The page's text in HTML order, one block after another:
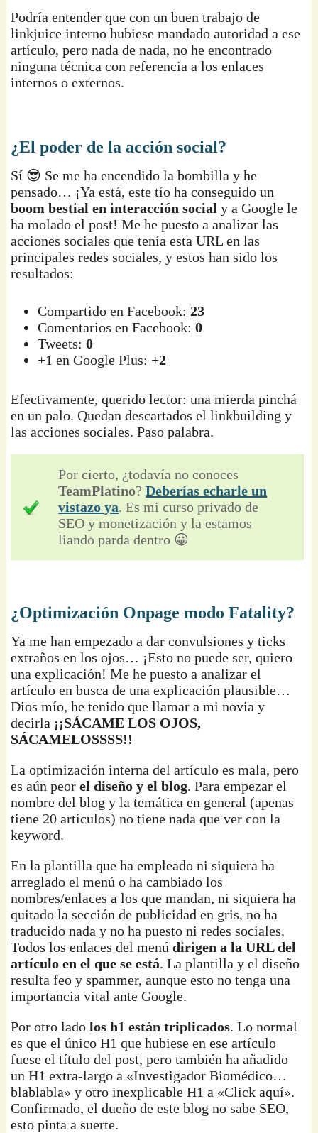
Podría entender que con un buen trabajo de
linkjuice interno hubiese mandado autoridad a ese
artículo, pero nada de nada, no he encontrado
ninguna técnica con referencia a los enlaces
internos o externos.
¿El poder de la acción social?
Sí 😎 Se me ha encendido la bombilla y he
pensado… ¡Ya está, este tío ha conseguido un
boom bestial en interacción social y a Google le
ha molado el post! Me he puesto a analizar las
acciones sociales que tenía esta URL en las
principales redes sociales, y estos han sido los
resultados:
Compartido en Facebook:23
Comentarios en Facebook:0
Tweets:0
+1 en Google Plus: +2
Efectivamente, querido lector: una mierda pinchá
en un palo. Quedan descartados el linkbuilding y
las acciones sociales. Paso palabra.
Por cierto, ¿todavía no conoces
TeamPlatino?Deberías echarle un
vistazo ya. Es mi curso privado de
SEO y monetización y la estamos
liando parda dentro 😀
¿Optimización Onpage modo Fatality?
Ya me han empezado a dar convulsiones y ticks
extraños en los ojos… ¡Esto no puede ser, quiero
una explicación! Me he puesto a analizar el
artículo en busca de una explicación plausible…
Dios mío, he tenido que llamar a mi novia y
decirla ¡¡SÁCAME LOS OJOS,
SÁCAMELOSSSS!!
La optimización interna del artículo es mala, pero
es aún peorel diseño y el blog. Para empezar el
nombre del blog y la temática en general (apenas
tiene 20 artículos) no tiene nada que ver con la
keyword.
En la plantilla que ha empleado ni siquiera ha
arreglado el menú o ha cambiado los
nombres/enlaces a los que mandan, ni siquiera ha
quitado la sección de publicidad en gris, no ha
traducido nada y no ha puesto ni redes sociales.
Todos los enlaces del menúdirigen a la URL del
artículo en el que se está. La plantilla y el diseño
resulta feo y spammer, aunque esto no tenga una
importancia vital ante Google.
Por otro ladolos h1 están triplicados. Lo normal
es que el único H1 que hubiese en ese artículo
fuese el título del post, pero también ha añadido
un H1 extra-largo a «Investigador Biomédico…
blablabla» y otro inexplicable H1 a «Click aquí».
Confirmado, el dueño de este blog no sabe SEO,
esto pinta a suerte.